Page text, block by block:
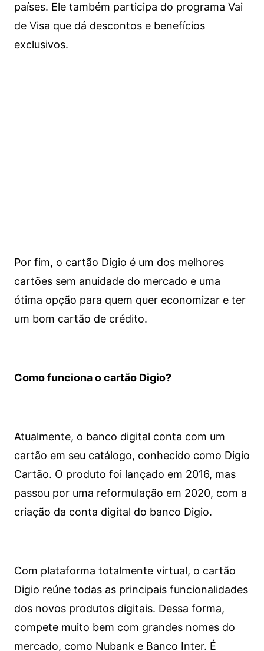
países. Ele também participa do programa Vai
de Visa que dá descontos e benefícios
exclusivos.
Por fim, o cartão Digio é um dos melhores
cartões sem anuidade do mercado e uma
ótima opção para quem quer economizar e ter
um bom cartão de crédito.
Como funciona o cartão Digio?
Atualmente, o banco digital conta com um
cartão em seu catálogo, conhecido como Digio
Cartão. O produto foi lançado em 2016, mas
passou por uma reformulação em 2020, com a
criação da conta digital do banco Digio.
Com plataforma totalmente virtual, o cartão
Digio reúne todas as principais funcionalidades
dos novos produtos digitais. Dessa forma,
compete muito bem com grandes nomes do
mercado, como Nubank e Banco Inter. É